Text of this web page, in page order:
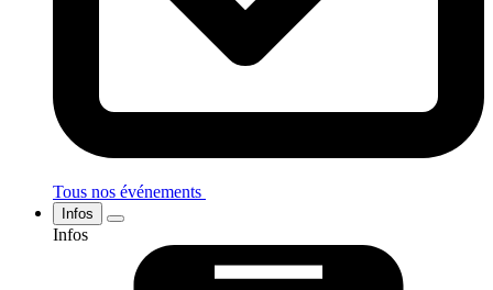
Tous nos événements
Infos
Infos